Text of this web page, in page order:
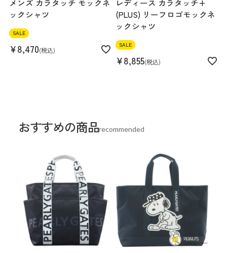
メンズ カラタッチ モックネ
ックシャツ
SALE
¥8,470 税込
レディース カラタッチ+
(PLUS) リーフロゴモックネ
ックシャツ
SALE
¥8,855 税込
おすすめの商品recommended